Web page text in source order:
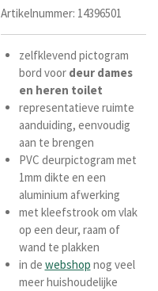
Artikelnummer: 14396501
zelfklevend pictogram
bord voor deur dames
en heren toilet
representatieve ruimte
aanduiding, eenvoudig
aan te brengen
PVC deurpictogram met
1mm dikte en een
aluminium afwerking
met kleefstrook om vlak
op een deur, raam of
wand te plakken
in de webshop nog veel
meer huishoudelijke